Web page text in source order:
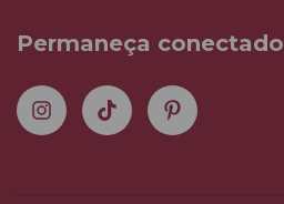
Permaneça conectado